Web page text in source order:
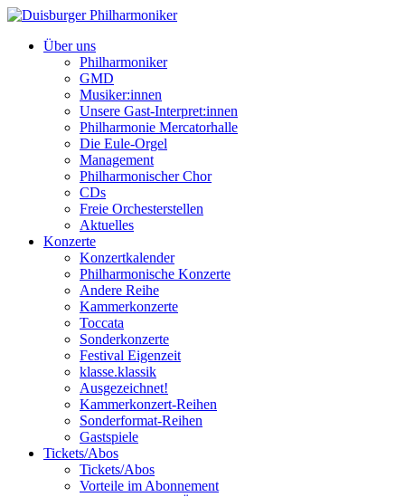
Über uns
Philharmoniker
GMD
Musiker:innen
Unsere Gast-Interpret:innen
Philharmonie Mercatorhalle
Die Eule-Orgel
Management
Philharmonischer Chor
CDs
Freie Orchesterstellen
Aktuelles
Konzerte
Konzertkalender
Philharmonische Konzerte
Andere Reihe
Kammerkonzerte
Toccata
Sonderkonzerte
Festival Eigenzeit
klasse.klassik
Ausgezeichnet!
Kammerkonzert-Reihen
Sonderformat-Reihen
Gastspiele
Tickets/Abos
Tickets/Abos
Vorteile im Abonnement